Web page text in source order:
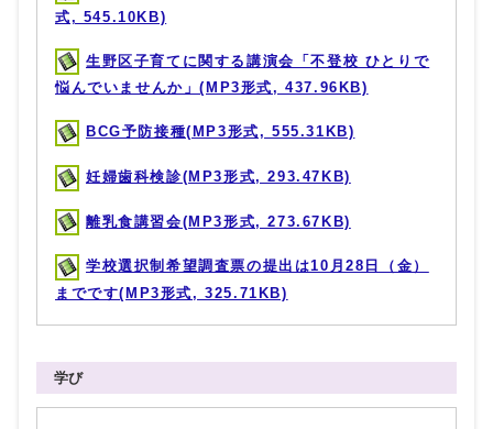
式, 545.10KB)
生野区子育てに関する講演会「不登校 ひとりで
悩んでいませんか」(MP3形式, 437.96KB)
BCG予防接種(MP3形式, 555.31KB)
妊婦歯科検診(MP3形式, 293.47KB)
離乳食講習会(MP3形式, 273.67KB)
学校選択制希望調査票の提出は10月28日（金）
までです(MP3形式, 325.71KB)
学び